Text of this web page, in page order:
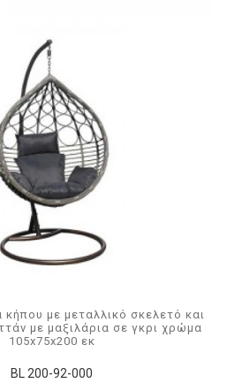
BL 200-92-000
κήπου με μεταλλικό σκελετό και
με μαξιλάρια σε γκρι χρώμα
105x75x200 εκ